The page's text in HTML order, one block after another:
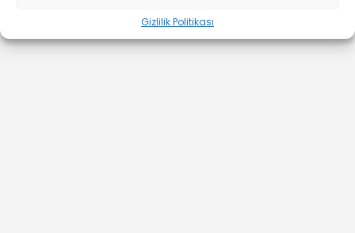
Gizlilik Politikası